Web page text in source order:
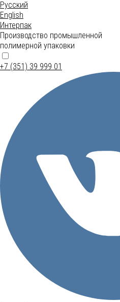
Русский
English
Интерпак
Производство промышленной
полимерной упаковки
+7 (351) 39 999 01